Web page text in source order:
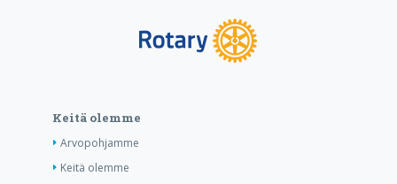
Keitä olemme
Arvopohjamme
Keitä olemme